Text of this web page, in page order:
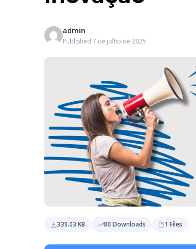
admin
Published 7 de julho de 2025
339.03 KB 80 Downloads 1 Files